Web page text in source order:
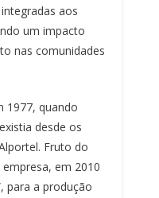
aos
um impacto
nas comunidades
1977, quando
desde os
Fruto do
em 2010
para a produção